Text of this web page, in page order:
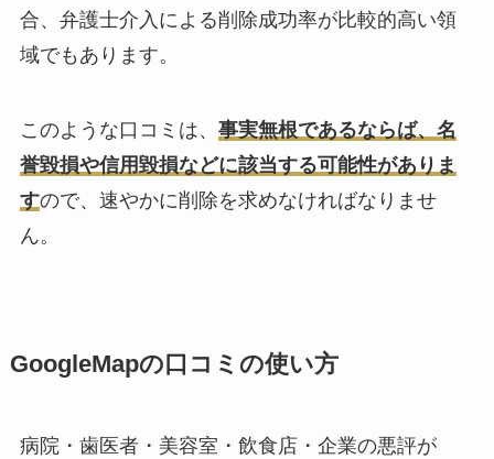
合、弁護士介入による削除成功率が比較的高い領
域でもあります。
このような口コミは、 事実無根であるならば、名
誉毀損や信用毀損などに該当する可能性がありま
すので、速やかに削除を求めなければなりませ
ん。
GoogleMapの口コミの使い方
病院・歯医者・美容室・飲食店・企業の悪評が